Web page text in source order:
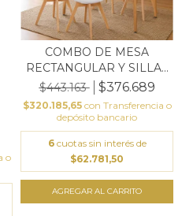
o
COMBO DE MESA
RECTANGULAR Y SILLAS
TULIP
$443.163 $376.689
$320.185,65 con Transferencia o
depósito bancario
6 cuotas sin interés de
$62.781,50